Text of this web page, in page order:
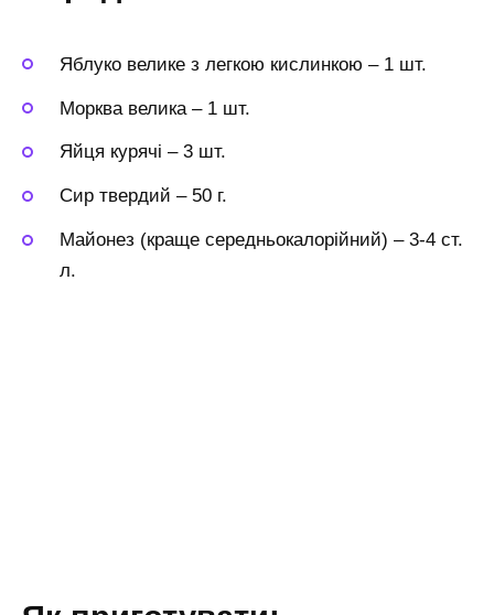
Яблуко велике з легкою кислинкою – 1 шт.
Морква велика – 1 шт.
Яйця курячі – 3 шт.
Сир твердий – 50 г.
Майонез (краще середньокалорійний) – 3-4 ст.
л.